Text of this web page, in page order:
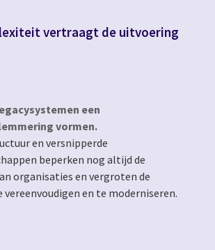
vertraagt de uitvoering
een
vormen.
en versnipperde
beperken nog altijd de
organisaties en vergroten de
vereenvoudigen en te moderniseren.